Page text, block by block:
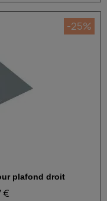
-25%
plafond droit
€